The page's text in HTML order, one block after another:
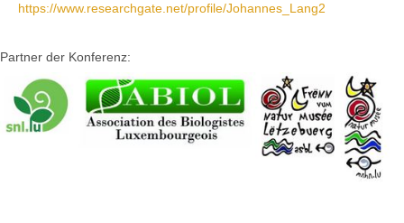
https://www.researchgate.net/profile/Johannes_Lang2
Partner der Konferenz: